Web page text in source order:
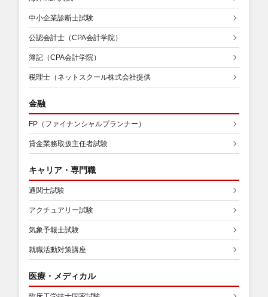
中小企業診断士試験
公認会計士（CPA会計学院）
簿記（CPA会計学院）
税理士（ネットスクール株式会社提供
金融
FP（ファイナンシャルプランナー）
貸金業務取扱主任者試験
キャリア・専門職
通関士試験
アクチュアリー試験
気象予報士試験
就職活動対策講座
医療・メディカル